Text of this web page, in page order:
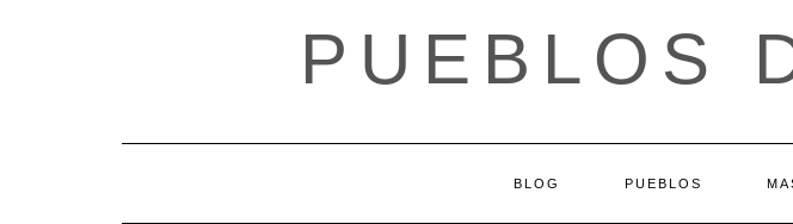
PUEBLOS
BLOG PUEBLOS